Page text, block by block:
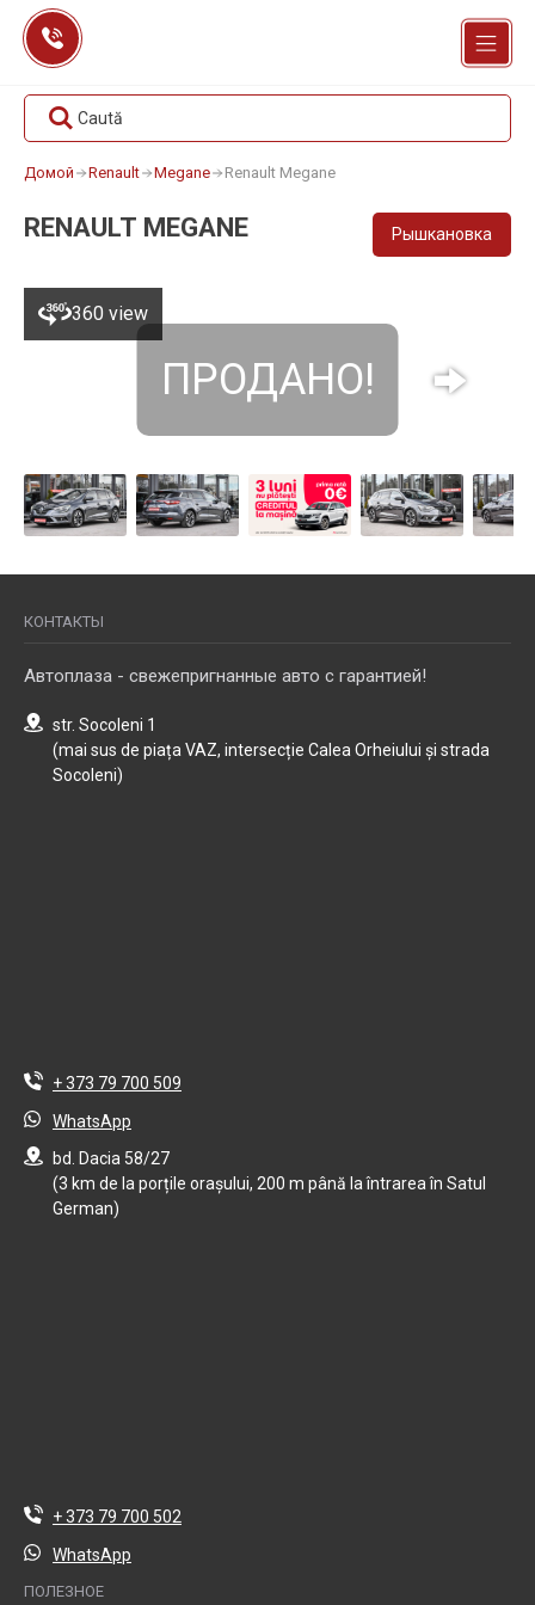
Перейти
содержанию
Caută
Домой Renault Megane Renault Megane
RENAULT MEGANE Рышкановка
360 view
ПРОДАНО!
КОНТАКТЫ
Автоплаза - свежепригнанные авто с гарантией!
str. Socoleni 1
(mai sus de piața VAZ, intersecție Calea Orheiului și strada
Socoleni)
+ 373 79 700 509
WhatsApp
bd. Dacia 58/27
(3 km de la porțile orașului, 200 m până la întrarea în Satul
German)
+ 373 79 700 502
WhatsApp
ПОЛЕЗНОЕ